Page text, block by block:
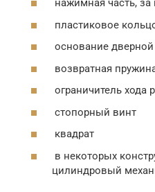
нажимная часть, за
пластиковое
основание дверной
возвратная
ограничитель хода
стопорный винт
квадрат
в некоторых
цилиндровый